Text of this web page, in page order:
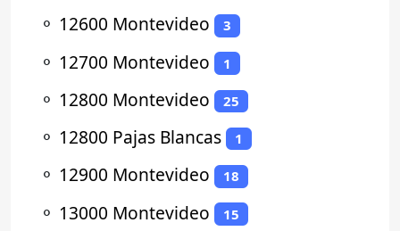
⚬ 12600 Montevideo 3
⚬ 12700 Montevideo 1
⚬ 12800 Montevideo 25
⚬ 12800 Pajas Blancas 1
⚬ 12900 Montevideo 18
⚬ 13000 Montevideo 15